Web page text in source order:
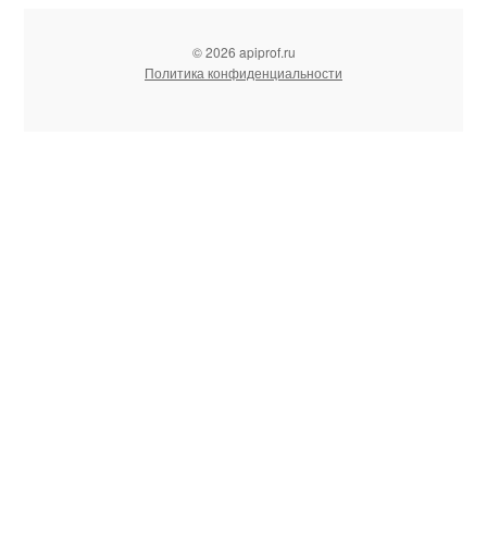
© 2026 apiprof.ru
Политика конфиденциальности